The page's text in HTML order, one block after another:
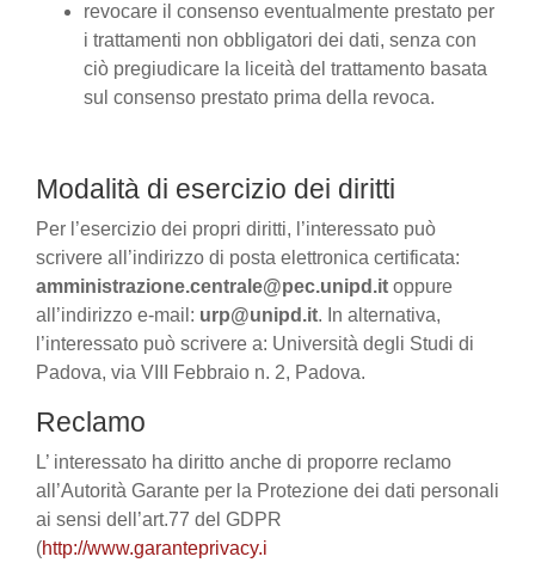
revocare il consenso eventualmente prestato per
i trattamenti non obbligatori dei dati, senza con
ciò pregiudicare la liceità del trattamento basata
sul consenso prestato prima della revoca.
Modalità di esercizio dei diritti
Per l’esercizio dei propri diritti, l’interessato può
scrivere all’indirizzo di posta elettronica certificata:
amministrazione.centrale@pec.unipd.it oppure
all’indirizzo e-mail: urp@unipd.it. In alternativa,
l’interessato può scrivere a: Università degli Studi di
Padova, via VIII Febbraio n. 2, Padova.
Reclamo
L’ interessato ha diritto anche di proporre reclamo
all’Autorità Garante per la Protezione dei dati personali
ai sensi dell’art.77 del GDPR
(http://www.garanteprivacy.i